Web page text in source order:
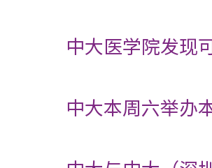
中大医学院发现
中大本周六举办